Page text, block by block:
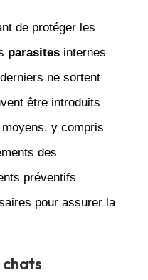
de protéger les
parasitesinternes
ne sortent
être introduits
y compris
des
préventifs
pour assurer la
chats